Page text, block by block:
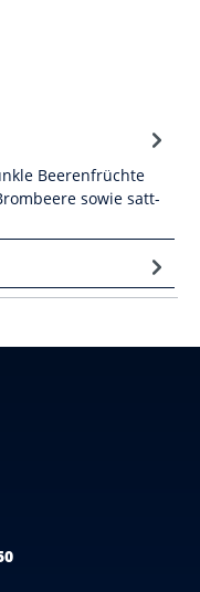
Beerenfrüchte
sowie satt-